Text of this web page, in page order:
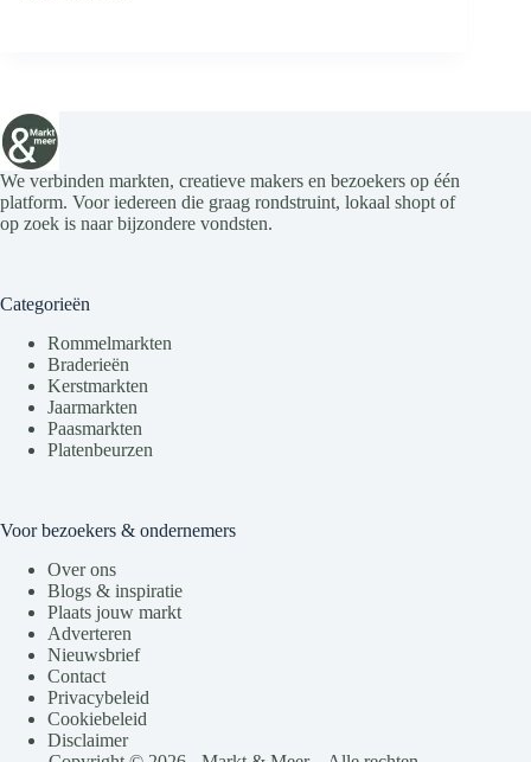
We verbinden markten, creatieve makers en bezoekers op één
platform. Voor iedereen die graag rondstruint, lokaal shopt of
op zoek is naar bijzondere vondsten.
Categorieën
Rommelmarkten
Braderieën
Kerstmarkten
Jaarmarkten
Paasmarkten
Platenbeurzen
Voor bezoekers & ondernemers
Over ons
Blogs & inspiratie
Plaats jouw markt
Adverteren
Nieuwsbrief
Contact
Privacybeleid
Cookiebeleid
Disclaimer